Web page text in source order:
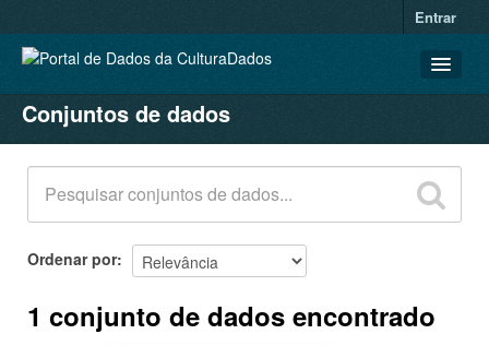
Entrar
CONJUNTOS DE DADOS
ORGANIZAÇÕES
GRUPOS
SOBRE
Conjuntos de dados
Ordenar por
1 conjunto de dados encontrado